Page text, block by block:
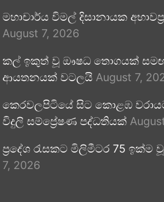
මහාචාර්ය විමල් දිසානායක
August 7, 2026
කල් ඉකුත් වූ ඖෂධ තොගයක් සමඟ
ආයතනයක් වටලයි August 7,
කෙරවලපිටියේ සිට කොළඹ
විදුලි සම්ප්‍රේෂණ පද්ධතියක්
ප්‍රදේශ රැසකට මිලිමීටර 75 ඉක්ම
7, 2026